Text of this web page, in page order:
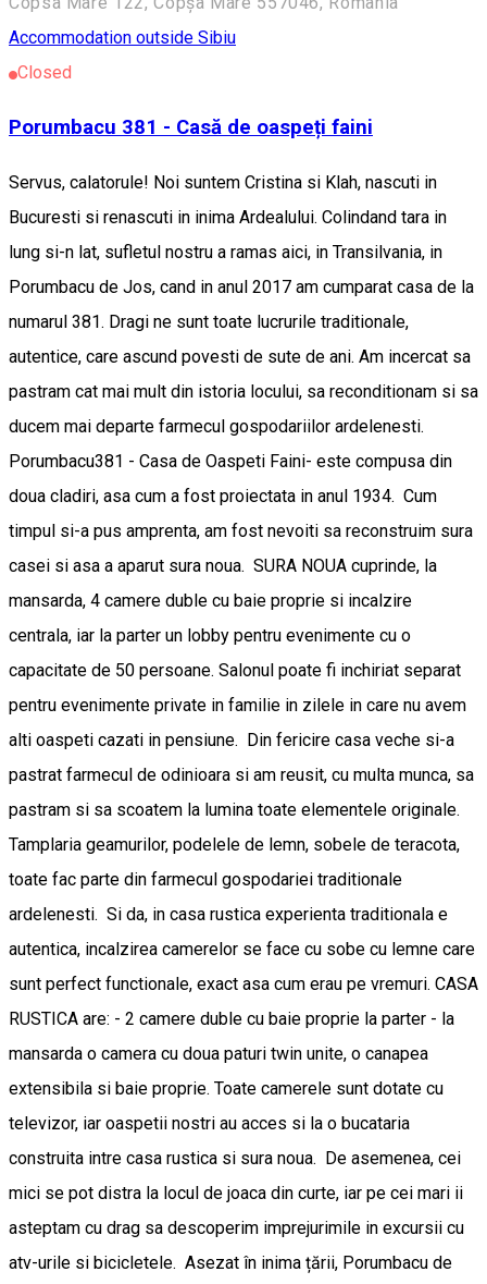
Accommodation outside Sibiu
Closed
Porumbacu 381 - Casă de oaspeți faini
Servus, calatorule! Noi suntem Cristina si Klah, nascuti in
Bucuresti si renascuti in inima Ardealului. Colindand tara in
lung si-n lat, sufletul nostru a ramas aici, in Transilvania, in
Porumbacu de Jos, cand in anul 2017 am cumparat casa de la
numarul 381. Dragi ne sunt toate lucrurile traditionale,
autentice, care ascund povesti de sute de ani. Am incercat sa
pastram cat mai mult din istoria locului, sa reconditionam si sa
ducem mai departe farmecul gospodariilor ardelenesti.
Porumbacu381 - Casa de Oaspeti Faini- este compusa din
doua cladiri, asa cum a fost proiectata in anul 1934. Cum
timpul si-a pus amprenta, am fost nevoiti sa reconstruim sura
casei si asa a aparut sura noua. SURA NOUA cuprinde, la
mansarda, 4 camere duble cu baie proprie si incalzire
centrala, iar la parter un lobby pentru evenimente cu o
capacitate de 50 persoane. Salonul poate fi inchiriat separat
pentru evenimente private in familie in zilele in care nu avem
alti oaspeti cazati in pensiune. Din fericire casa veche si-a
pastrat farmecul de odinioara si am reusit, cu multa munca, sa
pastram si sa scoatem la lumina toate elementele originale.
Tamplaria geamurilor, podelele de lemn, sobele de teracota,
toate fac parte din farmecul gospodariei traditionale
ardelenesti. Si da, in casa rustica experienta traditionala e
autentica, incalzirea camerelor se face cu sobe cu lemne care
sunt perfect functionale, exact asa cum erau pe vremuri. CASA
RUSTICA are: - 2 camere duble cu baie proprie la parter - la
mansarda o camera cu doua paturi twin unite, o canapea
extensibila si baie proprie. Toate camerele sunt dotate cu
televizor, iar oaspetii nostri au acces si la o bucataria
construita intre casa rustica si sura noua. De asemenea, cei
mici se pot distra la locul de joaca din curte, iar pe cei mari ii
asteptam cu drag sa descoperim imprejurimile in excursii cu
atv-urile si bicicletele. Asezat în inima țării, Porumbacu de